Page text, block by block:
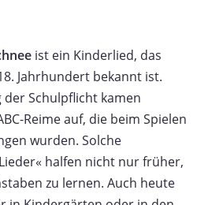
ist ein Kinderlied, das
Jahrhundert bekannt ist.
Schulpflicht kamen
Reime auf, die beim Spielen
wurden. Solche
halfen nicht nur früher,
zu lernen. Auch heute